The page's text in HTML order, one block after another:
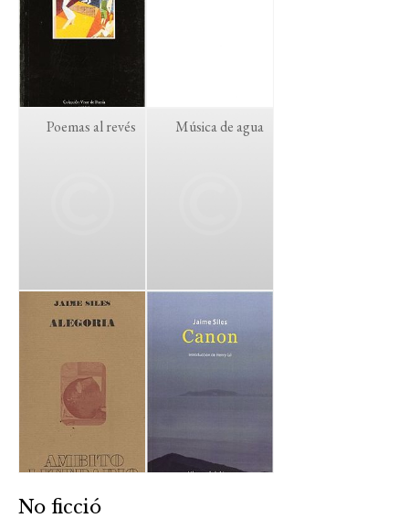
Poemas al revés Música de agua
No ficció